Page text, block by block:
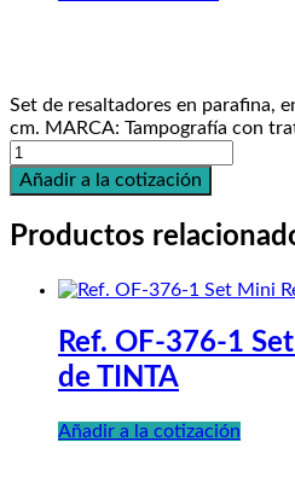
Set de resaltadores en parafina,
cm. MARCA: Tampografía con
Ref.
ES0313
Resaltador
cantidad
Añadir a la cotización
Productos
Ref. OF-376-1
de TINTA
Añadir a la cotización